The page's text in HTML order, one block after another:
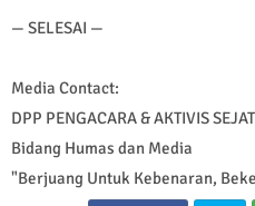
— SELESAI —
Media Contact:
DPP PENGACARA & AKTIVIS
Bidang Humas dan Media
"Berjuang Untuk Kebenaran,